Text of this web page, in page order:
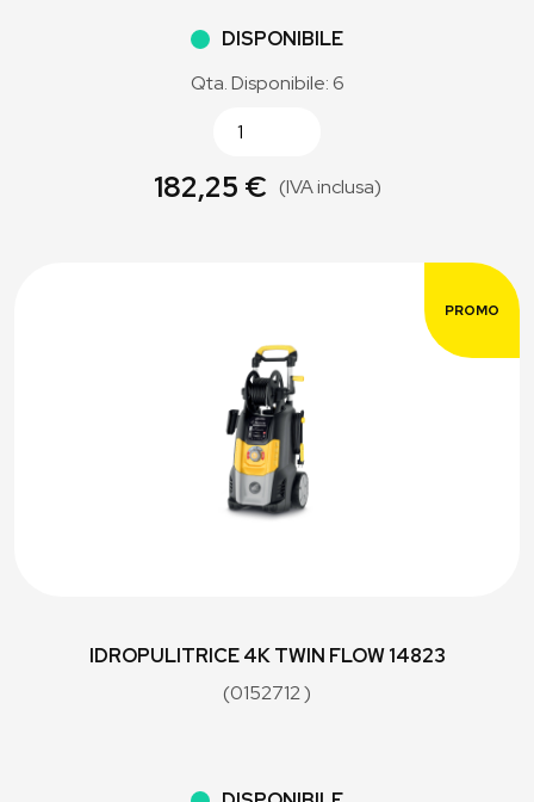
DISPONIBILE
Qta. Disponibile: 6
182,25 € (IVA inclusa)
PROMO
IDROPULITRICE 4K TWIN FLOW 14823
(0152712 )